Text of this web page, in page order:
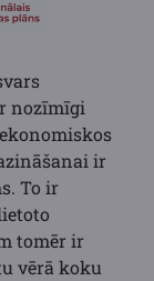
nozīmīgi
ir
To ir
tomēr ir
vērā koku